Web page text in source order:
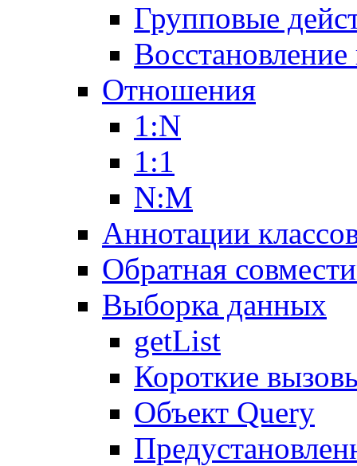
Групповые
Отношения
1:N
1:1
N:M
Аннотации
Обратная
Выборка данных
getList
Короткие
Объект Query